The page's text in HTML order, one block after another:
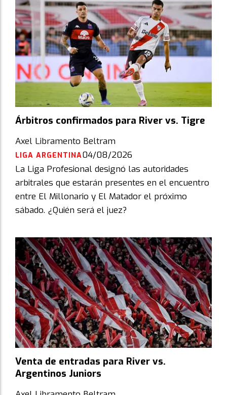
Árbitros confirmados para River vs. Tigre
Axel Libramento Beltram
LIGA ARGENTINA04/08/2026
La Liga Profesional designó las autoridades
arbitrales que estarán presentes en el encuentro
entre El Millonario y El Matador el próximo
sábado. ¿Quién será el juez?
Venta de entradas para River vs.
Argentinos Juniors